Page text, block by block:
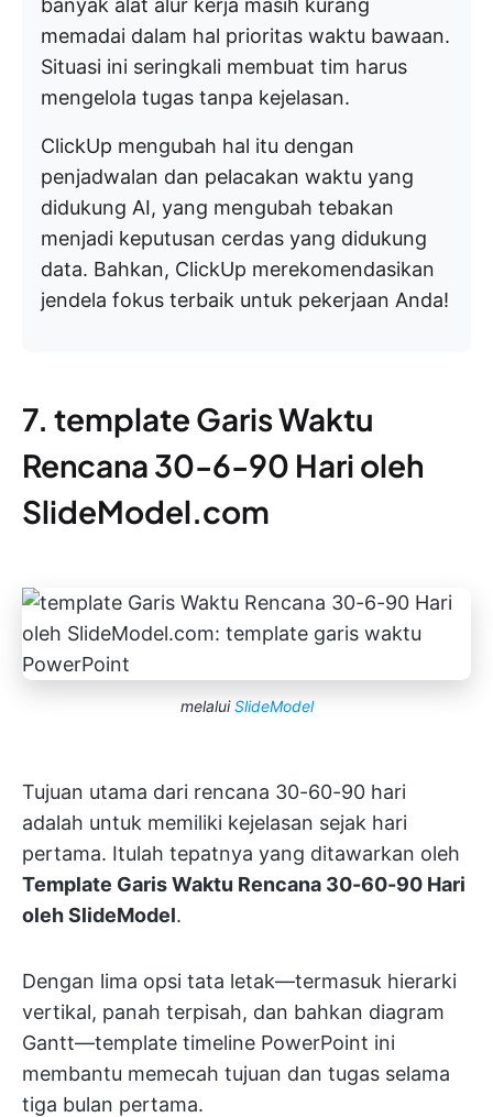
banyak alat alur kerja masih kurang
memadai dalam hal prioritas waktu bawaan.
Situasi ini seringkali membuat tim harus
mengelola tugas tanpa kejelasan.
ClickUp mengubah hal itu dengan
penjadwalan dan pelacakan waktu yang
didukung AI, yang mengubah tebakan
menjadi keputusan cerdas yang didukung
data. Bahkan, ClickUp merekomendasikan
jendela fokus terbaik untuk pekerjaan Anda!
7. template Garis Waktu
Rencana 30-6-90 Hari oleh
SlideModel.com
melaluiSlideModel
Tujuan utama dari rencana 30-60-90 hari
adalah untuk memiliki kejelasan sejak hari
pertama. Itulah tepatnya yang ditawarkan oleh
Template Garis Waktu Rencana 30-60-90 Hari
oleh SlideModel.
Dengan lima opsi tata letak—termasuk hierarki
vertikal, panah terpisah, dan bahkan diagram
Gantt—template timeline PowerPoint ini
membantu memecah tujuan dan tugas selama
tiga bulan pertama.